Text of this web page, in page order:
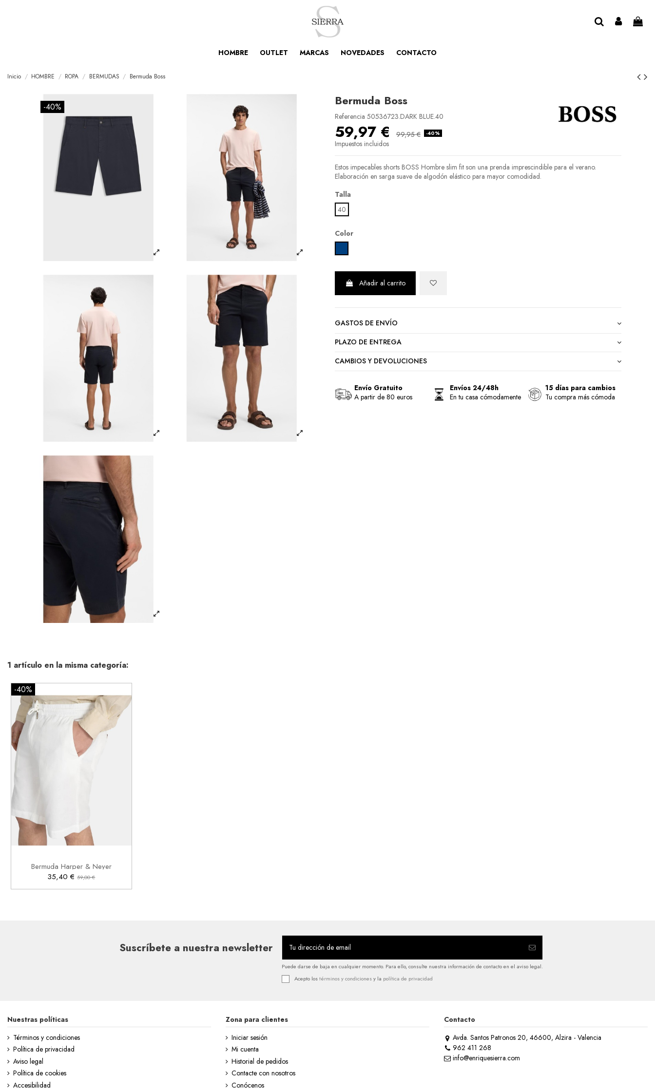
HOMBRE OUTLET MARCAS NOVEDADES CONTACTO
Inicio HOMBRE ROPA BERMUDAS Bermuda Boss
-40% Bermuda Boss
Referencia 50536723.DARK BLUE.40
59,97 € 99,95 € -40%
Impuestos incluidos
Estos impecables shorts BOSS Hombre slim fit son una prenda imprescindible para el verano.
Elaboración en sarga suave de algodón elástico para mayor comodidad.
Talla
40
Color
Añadir al carrito
GASTOS DE ENVÍO
PLAZO DE ENTREGA
CAMBIOS Y DEVOLUCIONES
Envío Gratuito
A partir de 80 euros
Envíos 24/48h
En tu casa cómodamente
15 días para cambios
Tu compra más cómoda
1 artículo en la misma categoría:
-40%
Bermuda Harper & Neyer
35,40 €59,00 €
40
 Añadir al carrito
Suscríbete a nuestra newsletter
Puede darse de baja en cualquier momento. Para ello, consulte nuestra información de contacto en el aviso legal.
Acepto lostérminos y condicionesy la política de privacidad
Nuestras políticas
Términos y condiciones
Política de privacidad
Aviso legal
Política de cookies
Accesibilidad
Zona para clientes
Iniciar sesión
Mi cuenta
Historial de pedidos
Contacte con nosotros
Conócenos
Contacto
Avda. Santos Patronos 20, 46600, Alzira - Valencia
962 411 268
info@enriquesierra.com